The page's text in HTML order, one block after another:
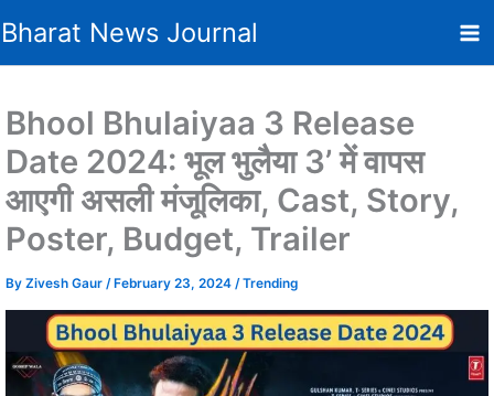
to
content
Bharat News Journal
Bhool Bhulaiyaa 3 Release
Date 2024: भूल भुलैया 3’ में वापस
आएगी असली मंजूलिका, Cast, Story,
Poster, Budget, Trailer
By Zivesh Gaur / February 23, 2024 /Trending